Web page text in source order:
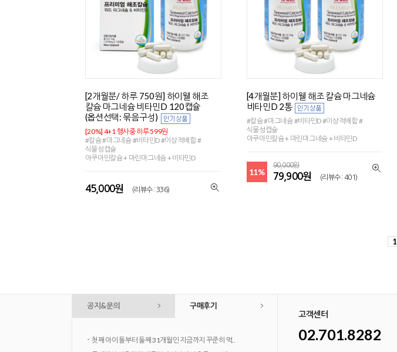
[2개월분/ 하루 750원] 하이웰 해조
칼슘 마그네슘 비타민D 120캡슐
(옵션선택: 묶음구성)
[20%] 4+1 행사중 하루 599원
#칼슘 #마그네슘 #비타민D #이상적배합 #
식물성캡슐
아쿠아민칼슘 + 마린마그네슘 + 비타민D
45,000원 (리뷰수 : 336)
[4개월분] 하이웰 해조 칼슘 마그네슘
비타민D 2통
#칼슘 #마그네슘 #비타민D #이상적배합 #
식물성캡슐
아쿠아민칼슘 + 마린마그네슘 + 비타민D
11%
90,000원
79,900원 (리뷰수 : 401)
1
공지&문의 구매후기
- 첫째 아이 돌부터 둘째 31개월인 지금까지 꾸준히 먹..
고객센터
02.701.8282